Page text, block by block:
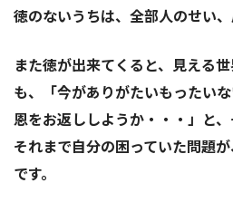
徳のないうちは、全部人のせい、
また徳が出来てくると、見える
も、「今がありがたいもったい
恩をお返ししようか・・・」と、
それまで自分の困っていた問題
です。